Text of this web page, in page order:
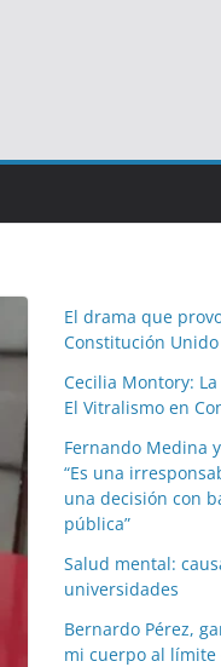
El drama que
Constitución Unido
Cecilia Montory:
El Vitralismo en
Fernando Medina
“Es una
una decisión con
pública”
Salud mental:
universidades
Bernardo Pérez,
mi cuerpo al límite